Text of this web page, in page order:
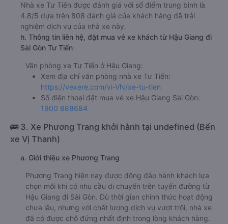
Nhà xe Tư Tiến được đánh giá với số điểm trung bình là
4.8/5 dựa trên 808 đánh giá của khách hàng đã trải
nghiệm dịch vụ của nhà xe này.
h. Thông tin liên hệ, đặt mua vé xe khách từ Hậu Giang đi
Sài Gòn Tư Tiến
Văn phòng xe Tư Tiến ở Hậu Giang:
Xem địa chỉ văn phòng nhà xe Tư Tiến:
https://vexere.com/vi-VN/xe-tu-tien
Số điện thoại đặt mua vé xe Hậu Giang Sài Gòn:
1900 888684
🚌 3. Xe Phương Trang khởi hành tại undefined (Bến
xe Vị Thanh)
a. Giới thiệu xe Phương Trang
Phương Trang hiện nay được đông đảo hành khách lựa
chọn mỗi khi có nhu cầu di chuyển trên tuyến đường từ
Hậu Giang đi Sài Gòn. Dù thời gian chính thức hoạt động
chưa lâu, nhưng với chất lượng dịch vụ vượt trội, nhà xe
đã có được chỗ đứng nhất định trong lòng khách hàng.